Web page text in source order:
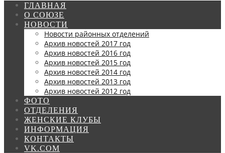
ГЛАВНАЯ
О СОЮЗЕ
НОВОСТИ
Новости районных отделений
Архив новостей 2017 год
Архив новостей 2016 год
Архив новостей 2015 год
Архив новостей 2014 год
Архив новостей 2013 год
Архив новостей 2012 год
ФОТО
ОТДЕЛЕНИЯ
ЖЕНСКИЕ КЛУБЫ
ИНФОРМАЦИЯ
КОНТАКТЫ
VK.COM